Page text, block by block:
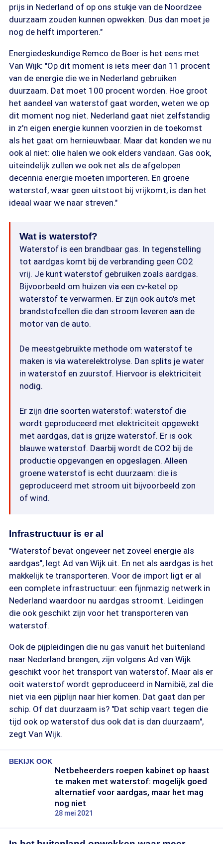
prijs in Nederland of op ons stukje van de Noordzee
duurzaam zouden kunnen opwekken. Dus dan moet je
nog de helft importeren."
Energiedeskundige Remco de Boer is het eens met
Van Wijk: "Op dit moment is iets meer dan 11 procent
van de energie die we in Nederland gebruiken
duurzaam. Dat moet 100 procent worden. Hoe groot
het aandeel van waterstof gaat worden, weten we op
dit moment nog niet. Nederland gaat niet zelfstandig
in z'n eigen energie kunnen voorzien in de toekomst
als het gaat om hernieuwbaar. Maar dat konden we nu
ook al niet: olie halen we ook elders vandaan. Gas ook,
uiteindelijk zullen we ook net als de afgelopen
decennia energie moeten importeren. En groene
waterstof, waar geen uitstoot bij vrijkomt, is dan het
ideaal waar we naar streven."
Wat is waterstof?
Waterstof is een brandbaar gas. In tegenstelling
tot aardgas komt bij de verbranding geen CO2
vrij. Je kunt waterstof gebruiken zoals aardgas.
Bijvoorbeeld om huizen via een cv-ketel op
waterstof te verwarmen. Er zijn ook auto's met
brandstofcellen die dan stroom leveren aan de
motor van de auto.
De meestgebruikte methode om waterstof te
maken is via waterelektrolyse. Dan splits je water
in waterstof en zuurstof. Hiervoor is elektriciteit
nodig.
Er zijn drie soorten waterstof: waterstof die
wordt geproduceerd met elektriciteit opgewekt
met aardgas, dat is grijze waterstof. Er is ook
blauwe waterstof. Daarbij wordt de CO2 bij de
productie opgevangen en opgeslagen. Alleen
groene waterstof is echt duurzaam: die is
geproduceerd met stroom uit bijvoorbeeld zon
of wind.
Infrastructuur is er al
"Waterstof bevat ongeveer net zoveel energie als
aardgas", legt Ad van Wijk uit. En net als aardgas is het
makkelijk te transporteren. Voor de import ligt er al
een complete infrastructuur: een fijnmazig netwerk in
Nederland waardoor nu aardgas stroomt. Leidingen
die ook geschikt zijn voor het transporteren van
waterstof.
Ook de pijpleidingen die nu gas vanuit het buitenland
naar Nederland brengen, zijn volgens Ad van Wijk
geschikt voor het transport van waterstof. Maar als er
ooit waterstof wordt geproduceerd in Namibië, zal die
niet via een pijplijn naar hier komen. Dat gaat dan per
schip. Of dat duurzaam is? "Dat schip vaart tegen die
tijd ook op waterstof dus ook dat is dan duurzaam",
zegt Van Wijk.
BEKIJK OOK
Netbeheerders roepen kabinet op haast
te maken met waterstof: mogelijk goed
alternatief voor aardgas, maar het mag
nog niet
28 mei 2021